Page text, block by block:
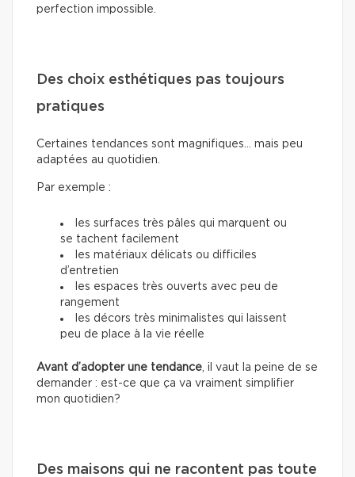
perfection impossible.
Des choix esthétiques pas toujours
pratiques
Certaines tendances sont magnifiques… mais peu
adaptées au quotidien.
Par exemple :
les surfaces très pâles qui marquent ou
se tachent facilement
les matériaux délicats ou difficiles
d’entretien
les espaces très ouverts avec peu de
rangement
les décors très minimalistes qui laissent
peu de place à la vie réelle
Avant d’adopter une tendance , il vaut la peine de se
demander : est-ce que ça va vraiment simplifier
mon quotidien?
Des maisons qui ne racontent pas toute